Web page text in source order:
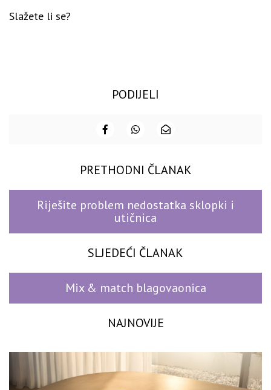
Slažete li se?
PODIJELI
PRETHODNI ČLANAK
Riješite problem nedostatka sklopki i
utičnica
SLJEDEĆI ČLANAK
Mix & match blagovaonica
NAJNOVIJE